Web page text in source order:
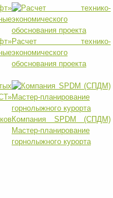
Расчет технико-
экономического
обоснования проекта
Компания SPDM (СПДМ)
Мастер-планирование
горнолыжного курорта